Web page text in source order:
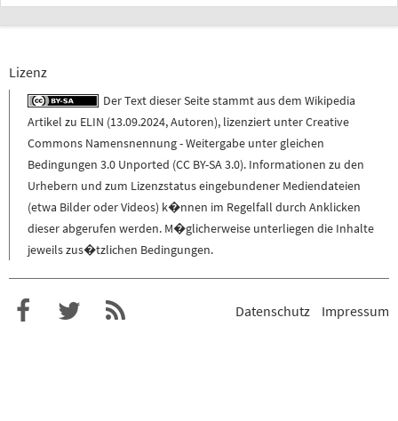
Lizenz
Der Text dieser Seite stammt aus dem Wikipedia
Artikel zu ELIN (13.09.2024,Autoren), lizenziert unterCreative
Commons Namensnennung - Weitergabe unter gleichen
Bedingungen 3.0 Unported (CC BY-SA 3.0). Informationen zu den
Urhebern und zum Lizenzstatus eingebundener Mediendateien
(etwa Bilder oder Videos) k�nnen im Regelfall durch Anklicken
dieser abgerufen werden. M�glicherweise unterliegen die Inhalte
jeweils zus�tzlichen Bedingungen.
Datenschutz Impressum